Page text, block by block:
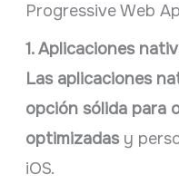
Progressive Web
1. Aplicaciones
Las aplicaciones
opción sólida para
optimizadasy
iOS.